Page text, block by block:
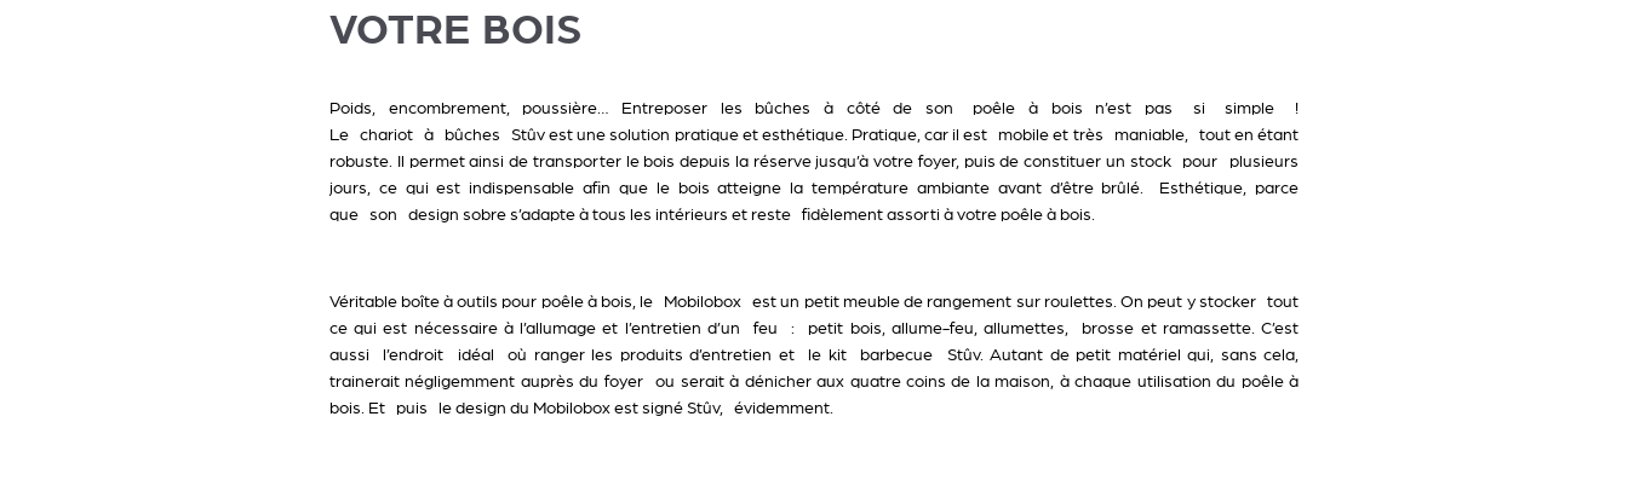
VOTRE BOIS
Poids, encombrement, poussière… Entreposer les bûches à côté de son poêle à bois n’est pas si simple !
Le chariot à bûches Stûv est une solution pratique et esthétique. Pratique, car il est mobile et très maniable, tout en étant
robuste. Il permet ainsi de transporter le bois depuis la réserve jusqu’à votre foyer, puis de constituer un stock pour plusieurs
jours, ce qui est indispensable afin que le bois atteigne la température ambiante avant d’être brûlé. Esthétique, parce
que son design sobre s’adapte à tous les intérieurs et reste fidèlement assorti à votre poêle à bois.
Véritable boîte à outils pour poêle à bois, le Mobilobox est un petit meuble de rangement sur roulettes. On peut y stocker tout
ce qui est nécessaire à l’allumage et l’entretien d’un feu : petit bois, allume-feu, allumettes, brosse et ramassette. C’est
aussi l’endroit idéal où ranger les produits d’entretien et le kit barbecue Stûv. Autant de petit matériel qui, sans cela,
trainerait négligemment auprès du foyer ou serait à dénicher aux quatre coins de la maison, à chaque utilisation du poêle à
bois. Et puis le design du Mobilobox est signé Stûv, évidemment.